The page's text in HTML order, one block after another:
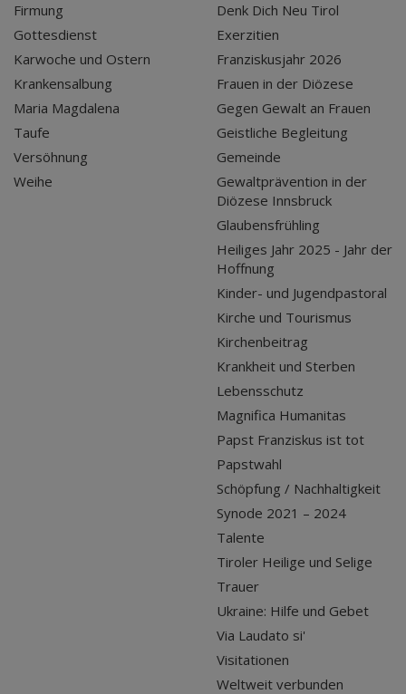
Firmung
Gottesdienst
Karwoche und Ostern
Krankensalbung
Maria Magdalena
Taufe
Versöhnung
Weihe
Denk Dich Neu Tirol
Exerzitien
Franziskusjahr 2026
Frauen in der Diözese
Gegen Gewalt an Frauen
Geistliche Begleitung
Gemeinde
Gewaltprävention in der
Diözese Innsbruck
Glaubensfrühling
Heiliges Jahr 2025 - Jahr der
Hoffnung
Kinder- und Jugendpastoral
Kirche und Tourismus
Kirchenbeitrag
Krankheit und Sterben
Lebensschutz
Magnifica Humanitas
Papst Franziskus ist tot
Papstwahl
Schöpfung / Nachhaltigkeit
Synode 2021 – 2024
Talente
Tiroler Heilige und Selige
Trauer
Ukraine: Hilfe und Gebet
Via Laudato si'
Visitationen
Weltweit verbunden